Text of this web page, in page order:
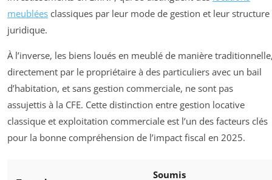
meublées classiques par leur mode de gestion et leur structure
juridique.
À l’inverse, les biens loués en meublé de manière
directement par le propriétaire à des particuliers avec un bail
d’habitation, et sans gestion commerciale, ne sont pas
assujettis à la CFE. Cette distinction entre gestion locative
classique et exploitation commerciale est l’un des facteurs clés
pour la bonne compréhension de l’impact fiscal en 2025.
Soumis